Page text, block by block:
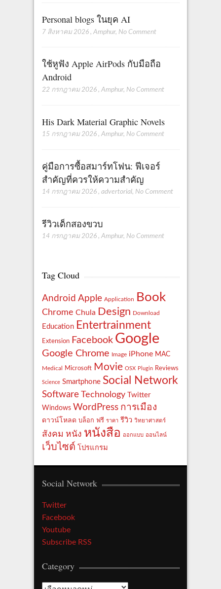
Personal blogs ในยุค AI
7 สิงหาคม 2026 , Amphur, No Comment
ใช้หูฟัง Apple AirPods กับมือถือ
Android
22 กรกฎาคม 2026 , Amphur, No Comment
His Dark Material Graphic Novels
15 กรกฎาคม 2026 , Amphur, No Comment
คู่มือการซื้อสมาร์ทโฟน: ฟีเจอร์
สำคัญที่ควรให้ความสำคัญ
14 กรกฎาคม 2026 , advertorial, No Comment
รีวิวเด็กสองขวบ
14 กรกฎาคม 2026 , Amphur, No Comment
Tag Cloud
Android Apple Application Book
Chrome Chula Design Download
Education Entertrainment
Extension Facebook Google
Google Chrome Image iPhone MAC
Medical Microsoft Movie OSX Plugin Reviews
Science Smartphone Social Network
Software Technology
Twitter
Windows WordPress การเมือง
ดาวน์โหลด บล็อก ฟรี ราคา รีวิว วิทยาศาสตร์
สังคม หนัง หนังสือ ออกแบบ ออนไลน์
เว็บไซต์ โปรแกรม
Social Network
Twitter
Facebook
Youtube
Subscribe RSS
Category
Category